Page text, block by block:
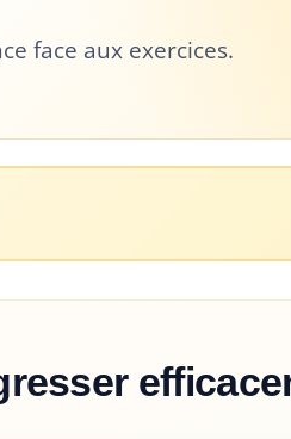
face aux exercices.